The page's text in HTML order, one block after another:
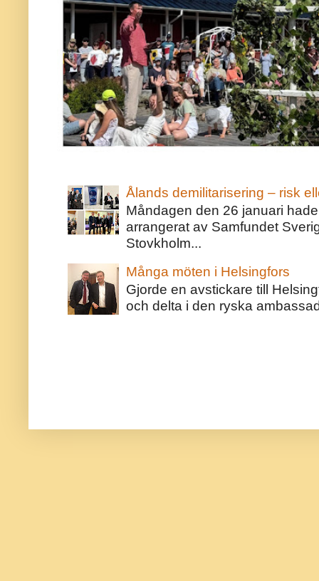
Ålands demilitarisering – risk
Måndagen den 26 januari
arrangerat av Samfundet
Stovkholm...
Många möten i Helsingfors
Gjorde en avstickare till
och delta i den ryska